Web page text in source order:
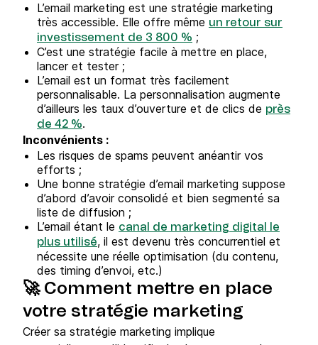
L’email marketing est une stratégie marketing
très accessible. Elle offre même un retour sur
investissement de 3 800 % ;
C’est une stratégie facile à mettre en place,
lancer et tester ;
L’email est un format très facilement
personnalisable. La personnalisation augmente
d’ailleurs les taux d’ouverture et de clics de près
de 42 %.
Inconvénients :
Les risques de spams peuvent anéantir vos
efforts ;
Une bonne stratégie d’email marketing suppose
d’abord d’avoir consolidé et bien segmenté sa
liste de diffusion ;
L’email étant le canal de marketing digital le
plus utilisé, il est devenu très concurrentiel et
nécessite une réelle optimisation (du contenu,
des timing d’envoi, etc.)
🚀 Comment mettre en place
votre stratégie marketing
Créer sa stratégie marketing implique